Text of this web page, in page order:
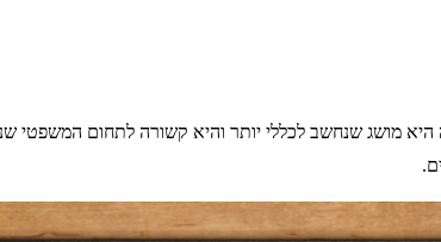
היא מושג שנחשב לכללי יותר והיא קשורה לתחום